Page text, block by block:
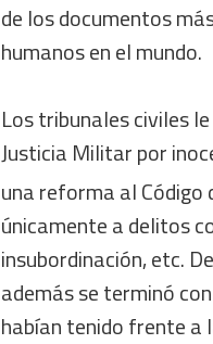
de los documentos
humanos en el mundo.
Los tribunales civiles
Justicia Militar por
una reforma al Código
únicamente a delitos
insubordinación, etc.
además se terminó
habían tenido frente a